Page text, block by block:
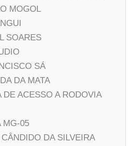
MOGOL
SOARES
SÁ
DA MATA
DE ACESSO A RODOVIA
MG-05
DA SILVEIRA